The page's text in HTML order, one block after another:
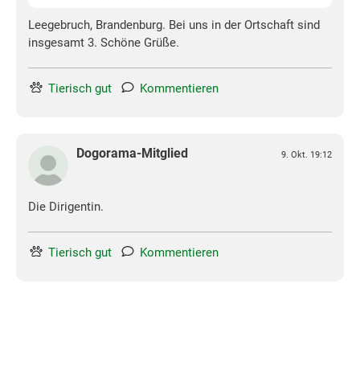
Leegebruch, Brandenburg. Bei uns in der Ortschaft sind
insgesamt 3. Schöne Grüße.
Tierisch gut Kommentieren
Dogorama-Mitglied 9. Okt. 19:12
Die Dirigentin.
Tierisch gut Kommentieren